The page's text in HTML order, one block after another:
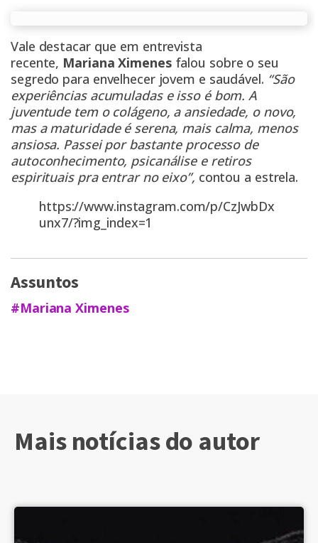
Vale destacar que em entrevista
recente, Mariana Ximenesfalou sobre o seu
segredo para envelhecer jovem e saudável. “São
experiências acumuladas e isso é bom. A
juventude tem o colágeno, a ansiedade, o novo,
mas a maturidade é serena, mais calma, menos
ansiosa. Passei por bastante processo de
autoconhecimento, psicanálise e retiros
espirituais pra entrar no eixo”, contou a estrela.
https://www.instagram.com/p/CzJwbDx
unx7/?img_index=1
Assuntos
#Mariana Ximenes
Mais notícias do autor